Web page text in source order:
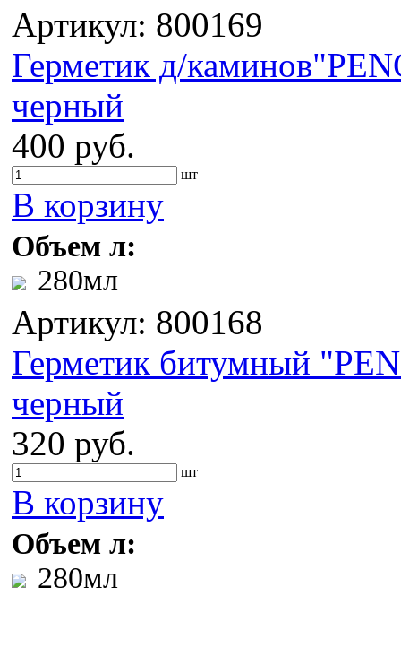
Артикул: 800169
Герметик д/
черный
400 руб.
шт
В корзину
Объем л:
280мл
Артикул: 800168
Герметик битумный
черный
320 руб.
шт
В корзину
Объем л:
280мл